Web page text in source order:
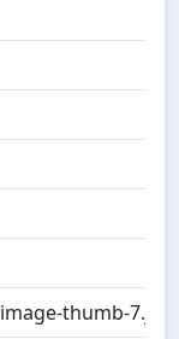
thumb-7.jpg